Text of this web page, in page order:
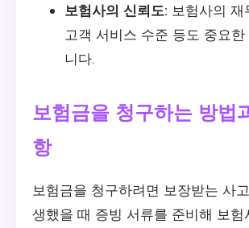
보험사의 신뢰도: 보험사의
고객 서비스 수준 등도 중요한
니다.
보험금을 청구하는 방법
항
보험금을 청구하려면 보장받는 사
생했을 때 증빙 서류를 준비해 보험